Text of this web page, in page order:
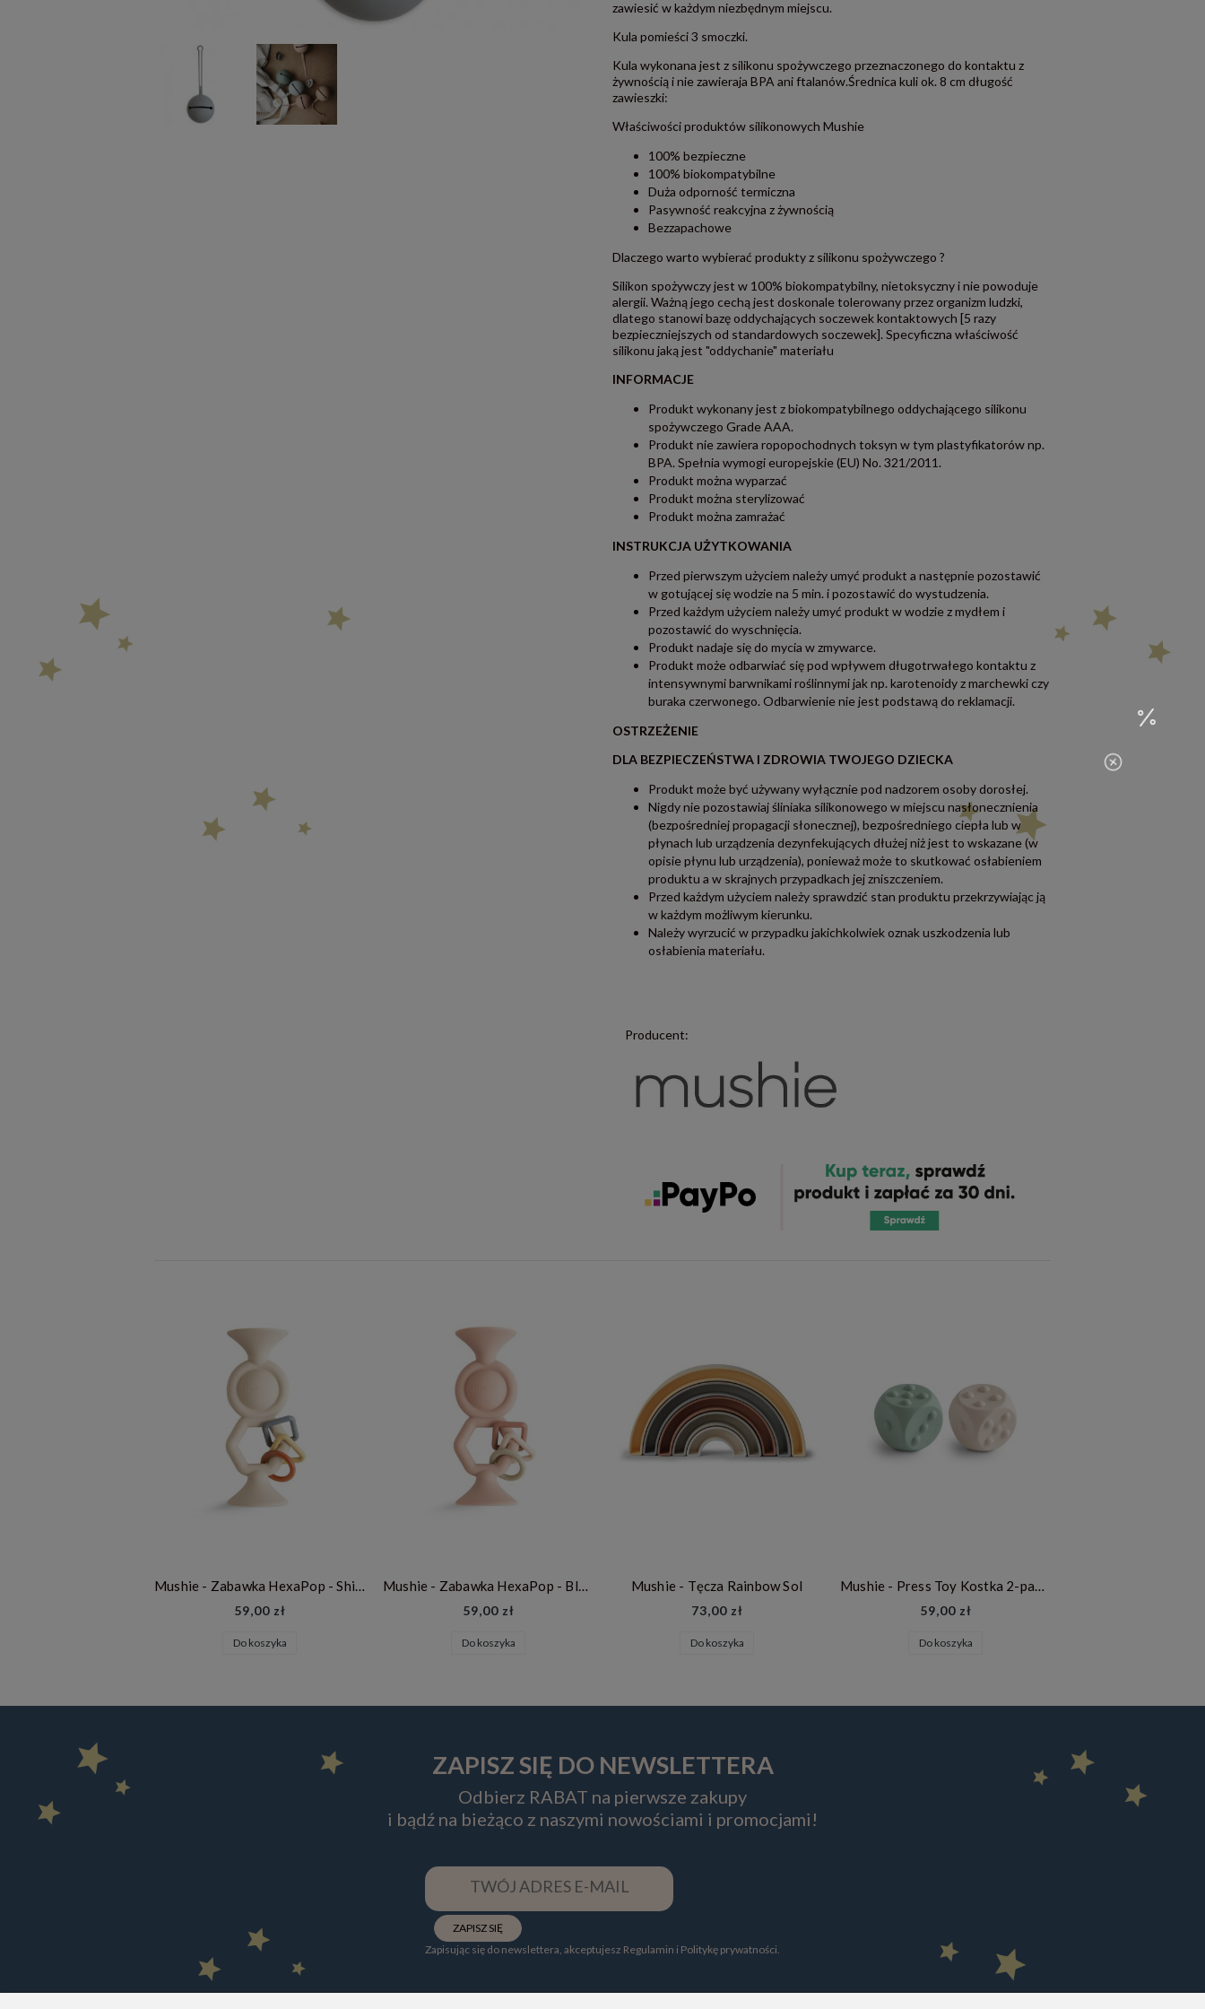
zawiesić w każdym niezbędnym miejscu.
Kula pomieści 3 smoczki.
Kula wykonana jest z silikonu spożywczego przeznaczonego do kontaktu z
żywnością i nie zawieraja BPA ani ftalanów.Średnica kuli ok. 8 cm długość
zawieszki:
Właściwości produktów silikonowych Mushie
100% bezpieczne
100% biokompatybilne
Duża odporność termiczna
Pasywność reakcyjna z żywnością
Bezzapachowe
Dlaczego warto wybierać produkty z silikonu spożywczego ?
Silikon spożywczy jest w 100% biokompatybilny, nietoksyczny i nie powoduje
alergii. Ważną jego cechą jest doskonale tolerowany przez organizm ludzki,
dlatego stanowi bazę oddychających soczewek kontaktowych [5 razy
bezpieczniejszych od standardowych soczewek]. Specyficzna właściwość
silikonu jaką jest "oddychanie" materiału
INFORMACJE
Produkt wykonany jest z biokompatybilnego oddychającego silikonu
spożywczego Grade AAA.
Produkt nie zawiera ropopochodnych toksyn w tym plastyfikatorów np.
BPA. Spełnia wymogi europejskie (EU) No. 321/2011.
Produkt można wyparzać
Produkt można sterylizować
Produkt można zamrażać
INSTRUKCJA UŻYTKOWANIA
Przed pierwszym użyciem należy umyć produkt a następnie pozostawić
w gotującej się wodzie na 5 min. i pozostawić do wystudzenia.
Przed każdym użyciem należy umyć produkt w wodzie z mydłem i
pozostawić do wyschnięcia.
Produkt nadaje się do mycia w zmywarce.
Produkt może odbarwiać się pod wpływem długotrwałego kontaktu z
intensywnymi barwnikami roślinnymi jak np. karotenoidy z marchewki czy
buraka czerwonego. Odbarwienie nie jest podstawą do reklamacji.
OSTRZEŻENIE
DLA BEZPIECZEŃSTWA I ZDROWIA TWOJEGO DZIECKA
Produkt może być używany wyłącznie pod nadzorem osoby dorosłej.
Nigdy nie pozostawiaj śliniaka silikonowego w miejscu nasłonecznienia
(bezpośredniej propagacji słonecznej), bezpośredniego ciepła lub w
płynach lub urządzenia dezynfekujących dłużej niż jest to wskazane (w
opisie płynu lub urządzenia), ponieważ może to skutkować osłabieniem
produktu a w skrajnych przypadkach jej zniszczeniem.
Przed każdym użyciem należy sprawdzić stan produktu przekrzywiając ją
w każdym możliwym kierunku.
Należy wyrzucić w przypadku jakichkolwiek oznak uszkodzenia lub
osłabienia materiału.
Producent:
Mushie - Zabawka HexaPop - Shifting Sand
59,00 zł
Do koszyka
Mushie - Zabawka HexaPop - Blush
59,00 zł
Do koszyka
Mushie - Tęcza Rainbow Sol
73,00 zł
Do koszyka
Mushie - Press Toy Kostka 2-pack - Cambridge Blue/Shifting Sands
59,00 zł
Do koszyka
ZAPISZ SIĘ DO NEWSLETTERA
Odbierz RABAT na pierwsze zakupy
i bądź na bieżąco z naszymi nowościami i promocjami!
ZAPISZ SIĘ
Zapisując się do newslettera, akceptujesz Regulamin i Politykę prywatności.